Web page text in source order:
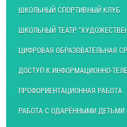
ШКОЛЬНЫЙ СПОРТИВНЫЙ КЛУБ
ШКОЛЬНЫЙ ТЕАТР
ЦИФРОВАЯ ОБРАЗОВАТЕЛЬНАЯ
ДОСТУП К ИНФОРМАЦИОННО-
ПРОФОРИЕНТАЦИОННАЯ РАБОТА
РАБОТА С ОДАРЁННЫМИ ДЕТЬМИ